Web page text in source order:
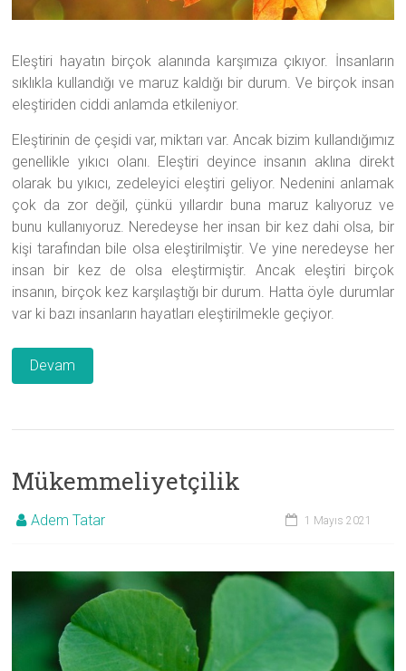
Eleştiri hayatın birçok alanında karşımıza çıkıyor. İnsanların
sıklıkla kullandığı ve maruz kaldığı bir durum. Ve birçok insan
eleştiriden ciddi anlamda etkileniyor.
Eleştirinin de çeşidi var, miktarı var. Ancak bizim kullandığımız
genellikle yıkıcı olanı. Eleştiri deyince insanın aklına direkt
olarak bu yıkıcı, zedeleyici eleştiri geliyor. Nedenini anlamak
çok da zor değil, çünkü yıllardır buna maruz kalıyoruz ve
bunu kullanıyoruz. Neredeyse her insan bir kez dahi olsa, bir
kişi tarafından bile olsa eleştirilmiştir. Ve yine neredeyse her
insan bir kez de olsa eleştirmiştir. Ancak eleştiri birçok
insanın, birçok kez karşılaştığı bir durum. Hatta öyle durumlar
var ki bazı insanların hayatları eleştirilmekle geçiyor.
Devam
Mükemmeliyetçilik
Adem Tatar 1 Mayıs 2021